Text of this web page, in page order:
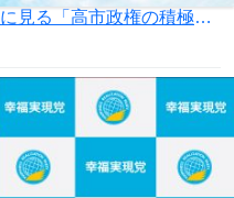
【政務調査会】「骨太の方針」に見る「高市政権の積極財政」の落とし穴